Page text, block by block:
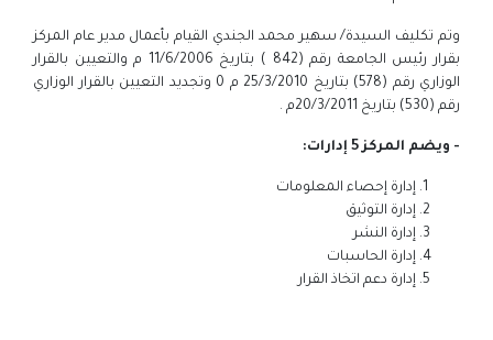
وتم تكليف السيدة/ سهير محمد الجندي القيام بأعمال مدير عام المركز
بقرار رئيس الجامعة رقم (842 ) بتاريخ 11/6/2006 م والتعيين بالقرار
الوزاري رقم (578) بتاريخ 25/3/2010 م 0 وتجديد التعيين بالقرار الوزاري
رقم (530) بتاريخ 20/3/2011م .
- ويضم المركز 5 إدارات:
إدارة إحصاء المعلومات
إدارة التوثيق
إدارة النشر
إدارة الحاسبات
إدارة دعم اتخاذ القرار